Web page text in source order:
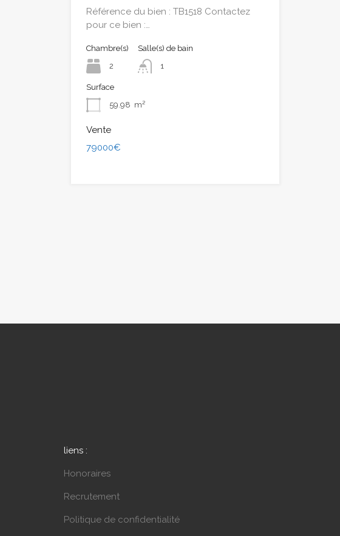
Référence du bien : TB1518 Contactez
pour ce bien :…
Chambre(s)
2
Salle(s) de bain
1
Surface
59.98 m²
Vente
79000€
liens :
Honoraires
Recrutement
Politique de confidentialité